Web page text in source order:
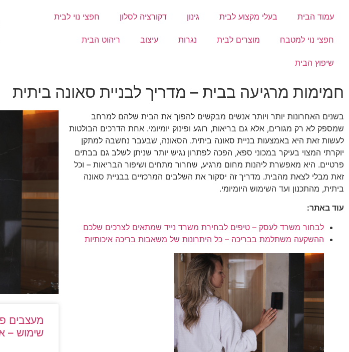
עמוד הבית בעלי מקצוע לבית גינון דקורציה לסלון חפצי נוי לבית
חפצי נוי למטבח מוצרים לבית נגרות עיצוב ריהוט הבית
שיפוץ הבית
חמימות מרגיעה בבית – מדריך לבניית סאונה ביתית
בשנים האחרונות יותר ויותר אנשים מבקשים להפוך את הבית שלהם למרחב
שמספק לא רק מגורים, אלא גם בריאות, רוגע ופינוק יומיומי. אחת הדרכים הבולטות
לעשות זאת היא באמצעות בניית סאונה ביתית. הסאונה, שבעבר נחשבה למתקן
יוקרתי המצוי בעיקר במכוני ספא, הפכה לפתרון נגיש יותר שניתן לשלב גם בבתים
פרטיים. היא מאפשרת ליהנות מחום מרגיע, שחרור מתחים ושיפור הבריאות – וכל
זאת מבלי לצאת מהבית. מדריך זה יסקור את השלבים המרכזיים בבניית סאונה
ביתית, מהתכנון ועד השימוש היומיומי.
עוד באתר:
לבחור משרד לעסק – טיפים לבחירת משרד נייד שמתאים לצרכים שלכם
ההשקעה משתלמת בבריכה – כל היתרונות של משאבות בריכה איכותיות
מעצבים
שימוש –